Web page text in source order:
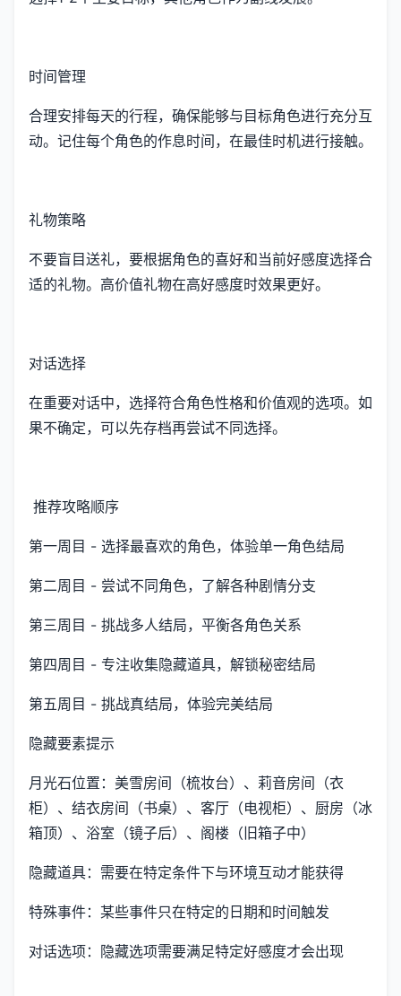
时间管理
合理安排每天的行程，确保能够与目标角色进行充分互
动。记住每个角色的作息时间，在最佳时机进行接触。
礼物策略
不要盲目送礼，要根据角色的喜好和当前好感度选择合
适的礼物。高价值礼物在高好感度时效果更好。
对话选择
在重要对话中，选择符合角色性格和价值观的选项。如
果不确定，可以先存档再尝试不同选择。
推荐攻略顺序
第一周目 - 选择最喜欢的角色，体验单一角色结局
第二周目 - 尝试不同角色，了解各种剧情分支
第三周目 - 挑战多人结局，平衡各角色关系
第四周目 - 专注收集隐藏道具，解锁秘密结局
第五周目 - 挑战真结局，体验完美结局
隐藏要素提示
月光石位置：美雪房间（梳妆台）、莉音房间（衣
柜）、结衣房间（书桌）、客厅（电视柜）、厨房（冰
箱顶）、浴室（镜子后）、阁楼（旧箱子中）
隐藏道具：需要在特定条件下与环境互动才能获得
特殊事件：某些事件只在特定的日期和时间触发
对话选项：隐藏选项需要满足特定好感度才会出现